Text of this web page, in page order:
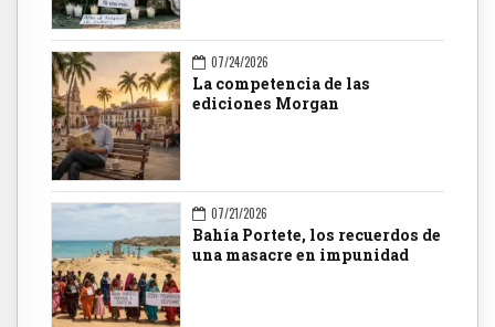
07/24/2026
La competencia de las
ediciones Morgan
07/21/2026
Bahía Portete, los recuerdos de
una masacre en impunidad